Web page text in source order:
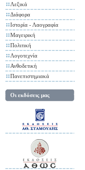
Λεξικά
Διάφορα
Ιστορία - Λαογραφία
Μαγειρική
Πολιτική
Λογοτεχνία
Ανθοδετική
Πανεπιστημιακά
Οι εκδόσεις μας